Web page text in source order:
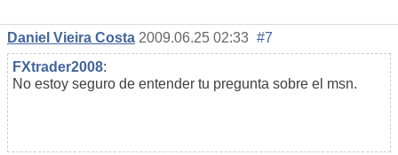
Daniel Vieira Costa 2009.06.25 02:33 #7
FXtrader2008:
No estoy seguro de entender tu pregunta sobre el msn.